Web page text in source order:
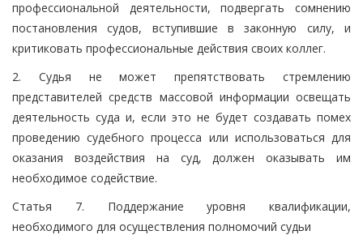
профессиональной деятельности, подвергать сомнению
постановления судов, вступившие в законную силу, и
критиковать профессиональные действия своих коллег.
2. Судья не может препятствовать стремлению
представителей средств массовой информации освещать
деятельность суда и, если это не будет создавать помех
проведению судебного процесса или использоваться для
оказания воздействия на суд, должен оказывать им
необходимое содействие.
Статья 7. Поддержание уровня квалификации,
необходимого для осуществления полномочий судьи